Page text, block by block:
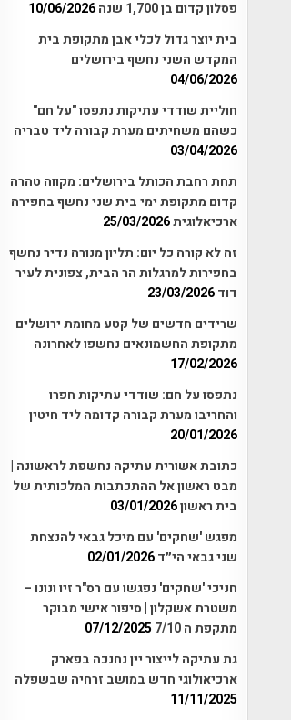
פסלון קדום בן 1,700 שנה
10/06/2026
בית יוצר גדול לכלי אבן מתקופת בית
המקדש השני נחשף בירושלים
04/06/2026
חוליית שודדי עתיקות נתפסו "על חם"
כשהם משחיתים מערת קבורה ליד טבריה
03/04/2026
תחת רחבת הכותל בירושלים: מקווה טהרה
קדום מתקופת ימי בית שני נחשף בחפירה
ארכיאלוגית25/03/2026
זה לא קורה כל יום: תליון מנורה נדיר נחשף
בחפירות למרגלות הר הבית, צפונית לעיר
דוד23/03/2026
שרידים חדשים של קטע מחומת ירושלים
מתקופת החשמונאים נחשפו לאחרונה
17/02/2026
נתפסו על חם: שודדי עתיקות חפרו
והחריבו מערת קבורה קדומה ליד חיטין
20/01/2026
כתובת אשורית עתיקה נחשפת לראשונה |
מבט ראשון אל ההתכתבות המלכותית של
בית ראשון03/01/2026
מפגש 'שחקים' עם מיכל גבאי להנצחת
שני גבאי הי״ד02/01/2026
חניכי 'שחקים' נפגשו עם רס"ר זיו ונונו –
משטרת אשקלון | סיפור אישי מבוקר
מתקפת ה 7/10
07/12/2025
גת עתיקה לייצור יין נחנכה בפארק
ארכיאולוגי חדש במושב זרחיה שבשפלה
11/11/2025